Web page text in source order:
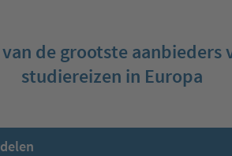
van de grootste aanbieders
studiereizen in Europa